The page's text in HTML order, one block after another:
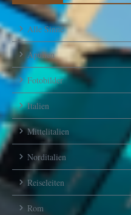
Alle Sinne
Apulien
Fotobilder
Italien
Mittelitalien
Norditalien
Reiseleiten
Rom